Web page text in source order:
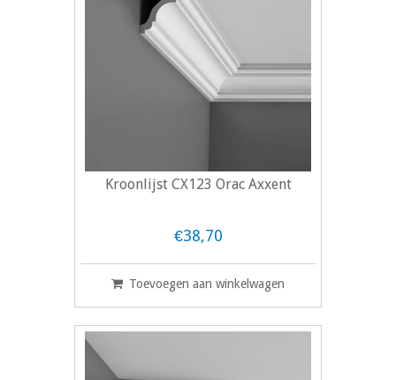
Kroonlijst CX123 Orac Axxent
€38,70
Toevoegen aan winkelwagen